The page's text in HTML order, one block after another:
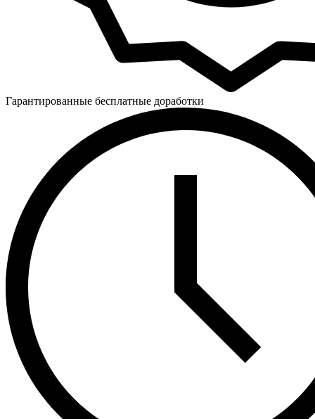
Гарантированные бесплатные доработки